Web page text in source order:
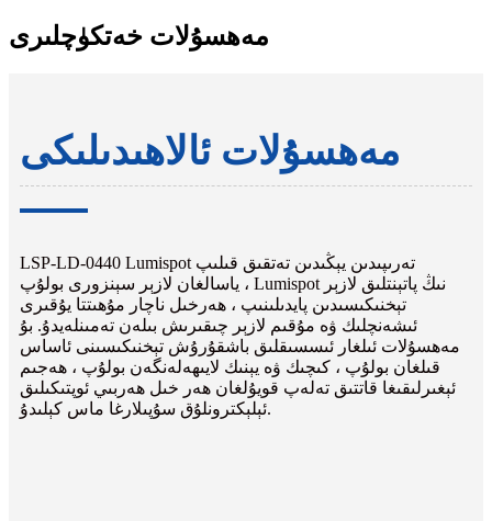
مەھسۇلات خەتكۈچلىرى
مەھسۇلات ئالاھىدىلىكى
LSP-LD-0440 Lumispot تەرىپىدىن يېڭىدىن تەتقىق قىلىپ
ياسالغان لازېر سېنزورى بولۇپ ، Lumispot نىڭ پاتېنتلىق لازېر
تېخنىكىسىدىن پايدىلىنىپ ، ھەرخىل ناچار مۇھىتتا يۇقىرى
ئىشەنچلىك ۋە مۇقىم لازېر چىقىرىش بىلەن تەمىنلەيدۇ. بۇ
مەھسۇلات ئىلغار ئىسسىقلىق باشقۇرۇش تېخنىكىسىنى ئاساس
قىلغان بولۇپ ، كىچىك ۋە يېنىك لايىھەلەنگەن بولۇپ ، ھەجىم
ئېغىرلىقىغا قاتتىق تەلەپ قويۇلغان ھەر خىل ھەربىي ئوپتىكىلىق
ئېلېكترونلۇق سۇپىلارغا ماس كېلىدۇ.